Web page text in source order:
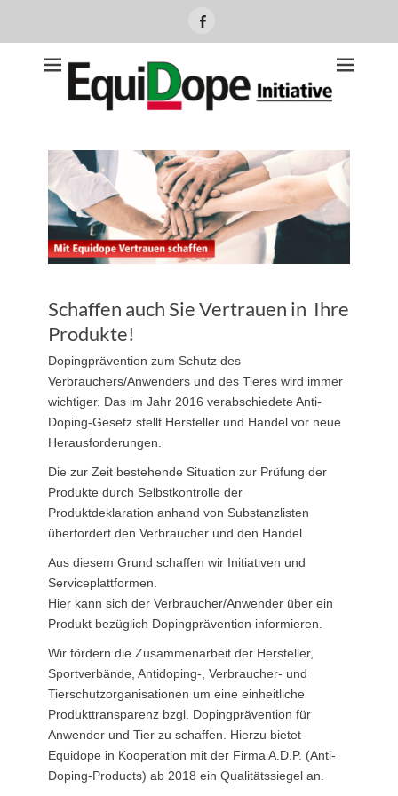
Equidope Initiative
Schaffen auch Sie Vertrauen in Ihre
Produkte!
Dopingprävention zum Schutz des
Verbrauchers/Anwenders und des Tieres wird immer
wichtiger. Das im Jahr 2016 verabschiedete Anti-
Doping-Gesetz stellt Hersteller und Handel vor neue
Herausforderungen.
Die zur Zeit bestehende Situation zur Prüfung der
Produkte durch Selbstkontrolle der
Produktdeklaration anhand von Substanzlisten
überfordert den Verbraucher und den Handel.
Aus diesem Grund schaffen wir Initiativen und
Serviceplattformen.
Hier kann sich der Verbraucher/Anwender über ein
Produkt bezüglich Dopingprävention informieren.
Wir fördern die Zusammenarbeit der Hersteller,
Sportverbände, Antidoping-, Verbraucher- und
Tierschutzorganisationen um eine einheitliche
Produkttransparenz bzgl. Dopingprävention für
Anwender und Tier zu schaffen. Hierzu bietet
Equidope in Kooperation mit der Firma A.D.P. (Anti-
Doping-Products) ab 2018 ein Qualitätssiegel an.